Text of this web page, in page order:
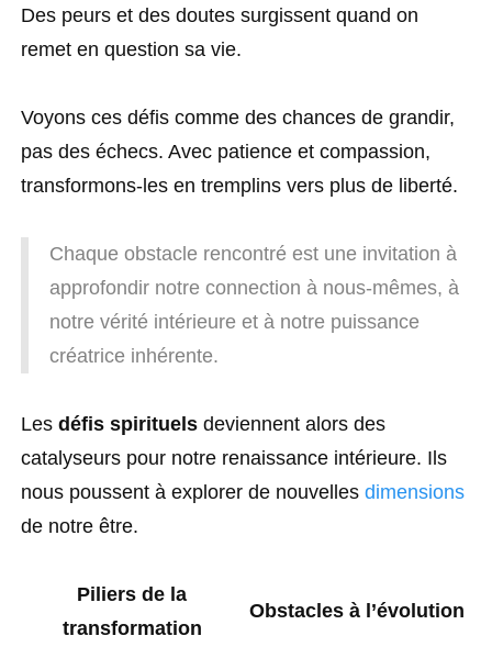
Des peurs et des doutes surgissent quand on
remet en question sa vie.
Voyons ces défis comme des chances de grandir,
pas des échecs. Avec patience et compassion,
transformons-les en tremplins vers plus de liberté.
Chaque obstacle rencontré est une invitation à
approfondir notre connection à nous-mêmes, à
notre vérité intérieure et à notre puissance
créatrice inhérente.
Les défis spirituels deviennent alors des
catalyseurs pour notre renaissance intérieure. Ils
nous poussent à explorer de nouvelles dimensions
de notre être.
Piliers de la
transformation
Obstacles à l’évolution